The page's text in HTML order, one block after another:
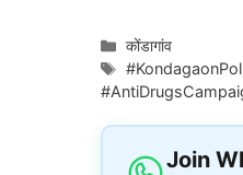
Categories
कोंडागांव
Tags
Join